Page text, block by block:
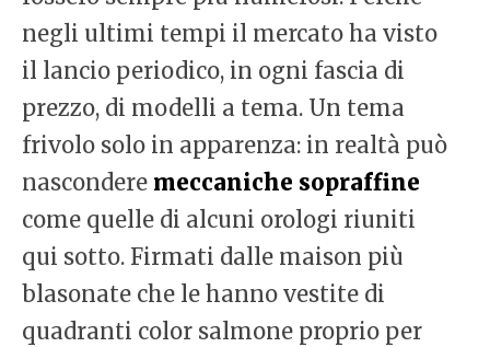
negli ultimi tempi il mercato ha visto
il lancio periodico, in ogni fascia di
prezzo, di modelli a tema. Un tema
frivolo solo in apparenza: in realtà può
nascondere meccaniche sopraffine
come quelle di alcuni orologi riuniti
qui sotto. Firmati dalle maison più
blasonate che le hanno vestite di
quadranti color salmone proprio per